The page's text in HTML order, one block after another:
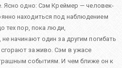
Ясно одно: Сэм Креймер — человек-
находиться под наблюдением
тех пор, пока люди,
начинают один за другим погибать
заживо. Сэм в ужасе
событиям. И чем ближе он к